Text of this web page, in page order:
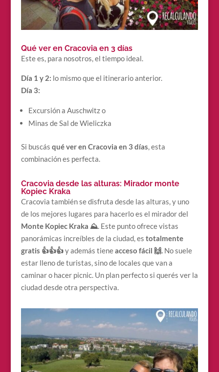
Qué ver en Cracovia en 3 días
Este es, para nosotros, el tiempo ideal.
Día 1 y 2: lo mismo que el itinerario anterior.
Día 3:
Excursión a Auschwitz o
Minas de Sal de Wieliczka
Si buscás qué ver en Cracovia en 3 días, esta
combinación es perfecta.
Cracovia desde las alturas: Mirador monte
Kopiec Kraka
Cracovia también se disfruta desde las alturas, y uno
de los mejores lugares para hacerlo es el mirador del
Monte Kopiec Kraka ⛰. Este punto ofrece vistas
panorámicas increíbles de la ciudad, es totalmente
gratis 👍👍👍y además tieneacceso fácil 🙌. No suele
estar lleno de turistas, sino de locales que van a
caminar o hacer picnic. Un plan perfecto si querés ver la
ciudad desde otra perspectiva.